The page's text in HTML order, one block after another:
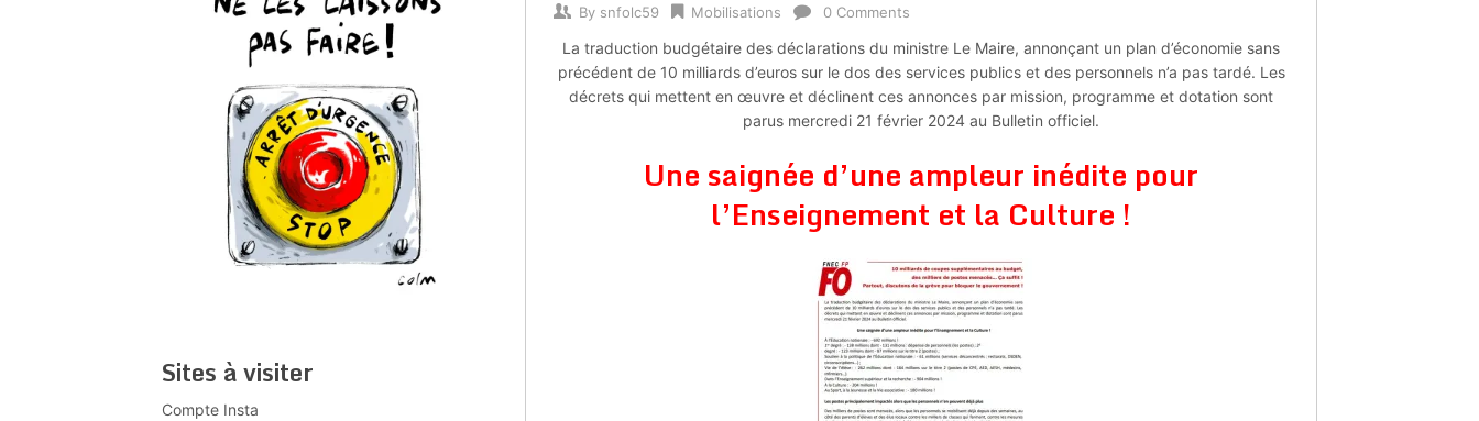
By snfolc59 Mobilisations 0 Comments
La traduction budgétaire des déclarations du ministre Le Maire, annonçant un plan d’économie sans
précédent de 10 milliards d’euros sur le dos des services publics et des personnels n’a pas tardé. Les
décrets qui mettent en œuvre et déclinent ces annonces par mission, programme et dotation sont
parus mercredi 21 février 2024 au Bulletin officiel.
Une saignée d’une ampleur inédite pour
l’Enseignement et la Culture !
Sites à visiter
Compte Insta